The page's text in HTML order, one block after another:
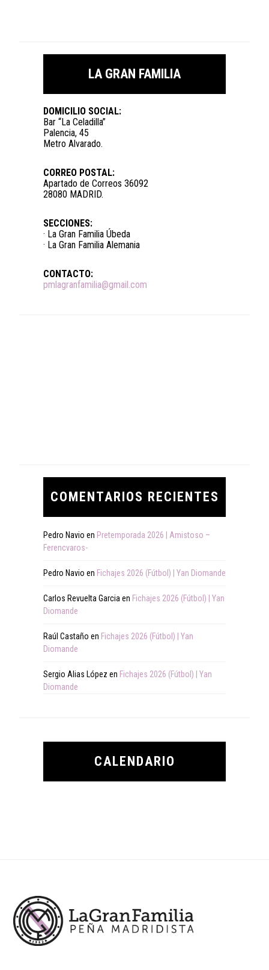
LA GRAN FAMILIA
DOMICILIO SOCIAL:
Bar “La Celadilla”
Palencia, 45
Metro Alvarado.
CORREO POSTAL:
Apartado de Correos 36092
28080 MADRID.
SECCIONES:
· La Gran Familia Úbeda
· La Gran Familia Alemania
CONTACTO:
pmlagranfamilia@gmail.com
COMENTARIOS RECIENTES
Pedro Navio en Pretemporada 2026 | Amistoso –
Ferencvaros-
Pedro Navio en Fichajes 2026 (Fútbol) | Yan Diomande
Carlos Revuelta Garcia en Fichajes 2026 (Fútbol) | Yan
Diomande
Raúl Castaño en Fichajes 2026 (Fútbol) | Yan
Diomande
Sergio Alias López en Fichajes 2026 (Fútbol) | Yan
Diomande
CALENDARIO